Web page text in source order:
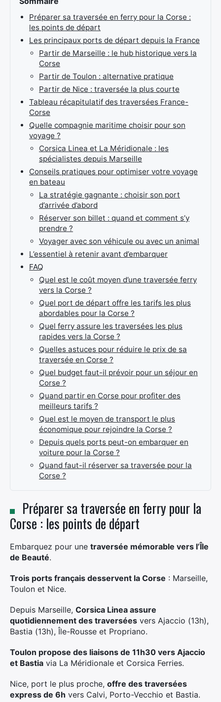
Préparer sa traversée en ferry pour la Corse :
les points de départ
Les principaux ports de départ depuis la France
Partir de Marseille : le hub historique vers la
Corse
Partir de Toulon : alternative pratique
Partir de Nice : traversée la plus courte
Tableau récapitulatif des traversées France-
Corse
Quelle compagnie maritime choisir pour son
voyage ?
Corsica Linea et La Méridionale : les
spécialistes depuis Marseille
Conseils pratiques pour optimiser votre voyage
en bateau
La stratégie gagnante : choisir son port
d’arrivée d’abord
Réserver son billet : quand et comment s’y
prendre ?
Voyager avec son véhicule ou avec un animal
L’essentiel à retenir avant d’embarquer
FAQ
Quel est le coût moyen d’une traversée ferry
vers la Corse ?
Quel port de départ offre les tarifs les plus
abordables pour la Corse ?
Quel ferry assure les traversées les plus
rapides vers la Corse ?
Quelles astuces pour réduire le prix de sa
traversée en Corse ?
Quel budget faut-il prévoir pour un séjour en
Corse ?
Quand partir en Corse pour profiter des
meilleurs tarifs ?
Quel est le moyen de transport le plus
économique pour rejoindre la Corse ?
Depuis quels ports peut-on embarquer en
voiture pour la Corse ?
Quand faut-il réserver sa traversée pour la
Corse ?
Préparer sa traversée en ferry pour la
Corse : les points de départ
Embarquez pour une traversée mémorable vers l’Île
de Beauté.
Trois ports français desservent la Corse : Marseille,
Toulon et Nice.
Depuis Marseille, Corsica Linea assure
quotidiennement des traversées vers Ajaccio (13h),
Bastia (13h), Île-Rousse et Propriano.
Toulon propose des liaisons de 11h30 vers Ajaccio
et Bastia via La Méridionale et Corsica Ferries.
Nice, port le plus proche, offre des traversées
express de 6h vers Calvi, Porto-Vecchio et Bastia.